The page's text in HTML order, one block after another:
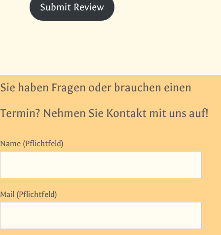
Submit Review
Sie haben Fragen oder brauchen einen
Termin? Nehmen Sie Kontakt mit uns auf!
Name (Pflichtfeld)
Mail (Pflichtfeld)